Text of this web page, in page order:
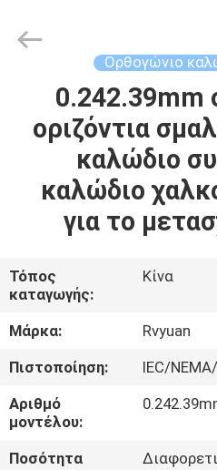
ΣΠΊΤΙ
ΠΡΟΪΌΝΤΑ
ΒΊΝΤΕΟ
ΠΕΡΊΠΟΥ
ΕΜΕΊΣ
ΓΎΡΟΣ
ΕΡΓΟΣΤΑΣΊΩΝ
ΠΟΙΟΤΙΚΌΣ
Material
Co,.Ltd.
Ορθογώνιο
0.242.39mm
οριζόντια
καλώδιο
καλώδιο
για το
Τόπος
καταγωγής:
Κίνα
Μάρκα:
Rvyuan
Πιστοποίηση:
IEC/
Αριθμό
μοντέλου:
Ποσότητα